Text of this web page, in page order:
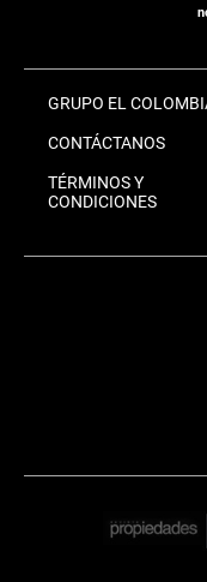
GRUPO EL
CONTÁCTANOS
TÉRMINOS Y
CONDICIONES